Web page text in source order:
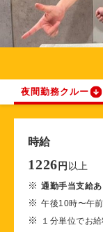
夜間勤務クルー
時給
1226 円 以上
※通勤手当支給あ
※午後10時〜午
※
１分単位でお